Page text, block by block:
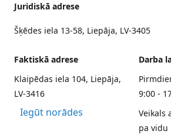
Juridiskā adrese
Šķēdes iela 13-58, Liepāja, LV-3405
Faktiskā adrese
Klaipēdas iela 104, Liepāja,
LV-3416
Iegūt norādes
Darba
9:00 -
Veikals
pa vidu